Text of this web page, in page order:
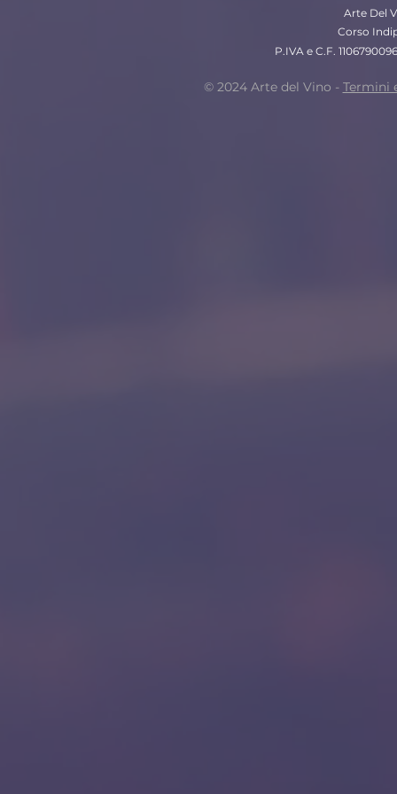
Arte Del
Corso
P.IVA e C.F.
© 2024 Arte del Vino - Termini